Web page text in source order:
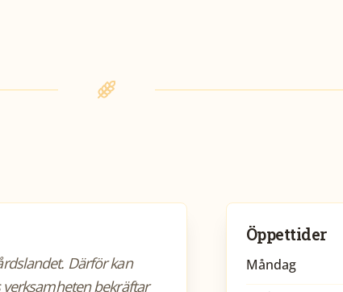
Därför kan
bekräftar
Öppettider
Måndag